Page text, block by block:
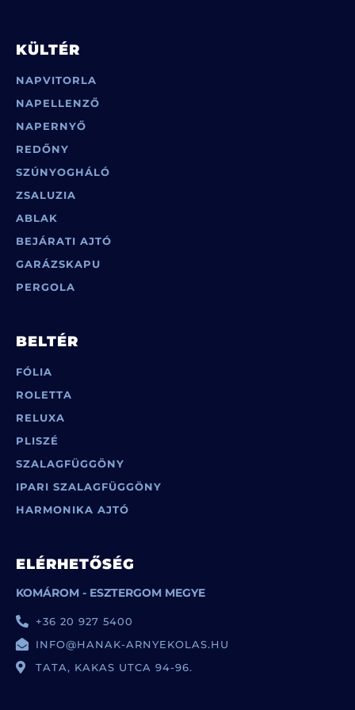
KÜLTÉR
NAPVITORLA
NAPELLENZŐ
NAPERNYŐ
REDŐNY
SZÚNYOGHÁLÓ
ZSALUZIA
ABLAK
BEJÁRATI AJTÓ
GARÁZSKAPU
PERGOLA
BELTÉR
FÓLIA
ROLETTA
RELUXA
PLISZÉ
SZALAGFÜGGÖNY
IPARI SZALAGFÜGGÖNY
HARMONIKA AJTÓ
ELÉRHETŐSÉG
KOMÁROM - ESZTERGOM MEGYE
+36 20 927 5400
INFO@HANAK-ARNYEKOLAS.HU
TATA, KAKAS UTCA 94-96.